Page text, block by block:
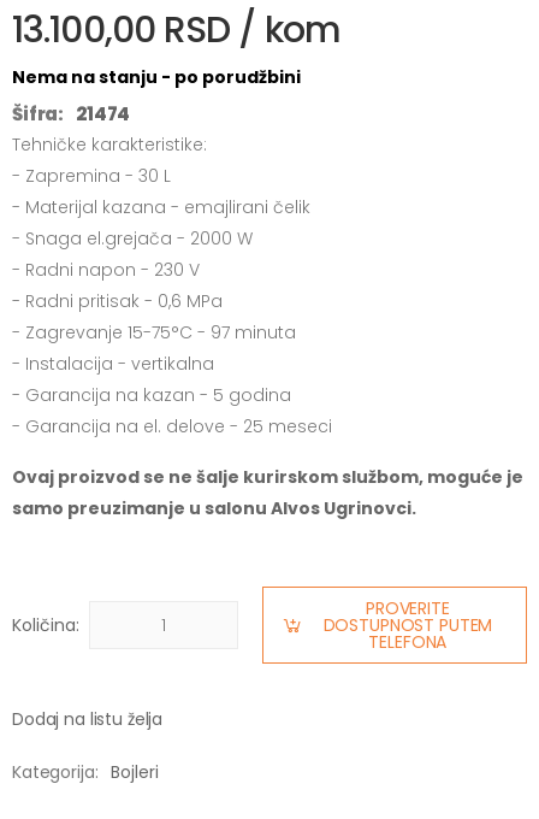
13.100,00 RSD / kom
Nema na stanju - po porudžbini
Šifra: 21474
Tehničke karakteristike:
- Zapremina - 30 L
- Materijal kazana - emajlirani čelik
- Snaga el.grejača - 2000 W
- Radni napon - 230 V
- Radni pritisak - 0,6 MPa
- Zagrevanje 15-75°C - 97 minuta
- Instalacija - vertikalna
- Garancija na kazan - 5 godina
- Garancija na el. delove - 25 meseci
Ovaj proizvod se ne šalje kurirskom službom, moguće je
samo preuzimanje u salonu Alvos Ugrinovci.
Količina:
PROVERITE
DOSTUPNOST PUTEM
TELEFONA
Dodaj na listu želja
Kategorija: Bojleri